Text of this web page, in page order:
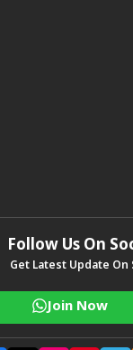
Follow Us On
Get Latest Update On
Join Now